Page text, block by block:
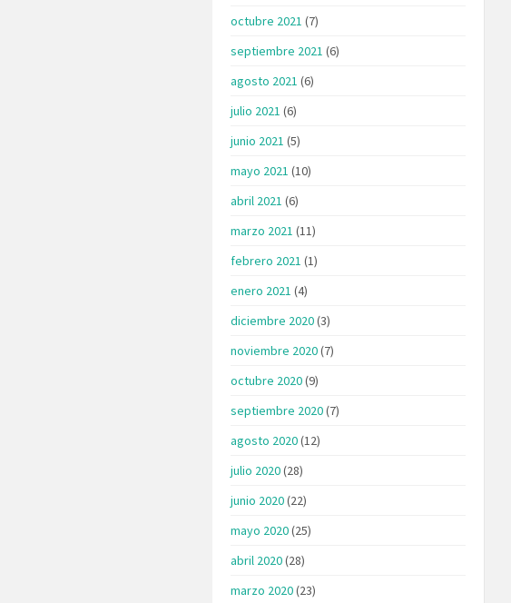
octubre 2021 (7)
septiembre 2021 (6)
agosto 2021 (6)
julio 2021 (6)
junio 2021 (5)
mayo 2021 (10)
abril 2021 (6)
marzo 2021 (11)
febrero 2021 (1)
enero 2021 (4)
diciembre 2020(3)
noviembre 2020(7)
octubre 2020(9)
septiembre 2020(7)
agosto 2020(12)
julio 2020(28)
junio 2020(22)
mayo 2020(25)
abril 2020(28)
marzo 2020(23)